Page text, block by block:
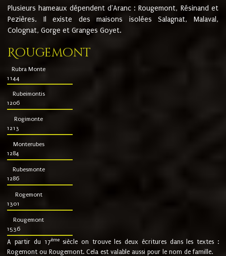
Plusieurs hameaux dépendent d'Aranc : Rougemont, Résinand et
Pezières. Il existe des maisons isolées Salagnat, Malaval,
Colognat, Gorge et Granges Goyet.
Rougemont
Rubra Monte
1144
Rubeimontis
1206
Rogimonte
1213
Monterubes
1284
Rubesmonte
1286
Rogemont
1301
Rougemont
1536
A partir du 17ème siècle on trouve les deux écritures dans les textes :
Rogemont ou Rougemont. Cela est valable aussi pour le nom de famille.